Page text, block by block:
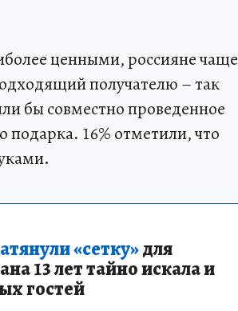
ценными, россияне чаще
получателю – так
бы совместно проведенное
16% отметили, что
«сетку»для
13 лет тайно искала и
гостей